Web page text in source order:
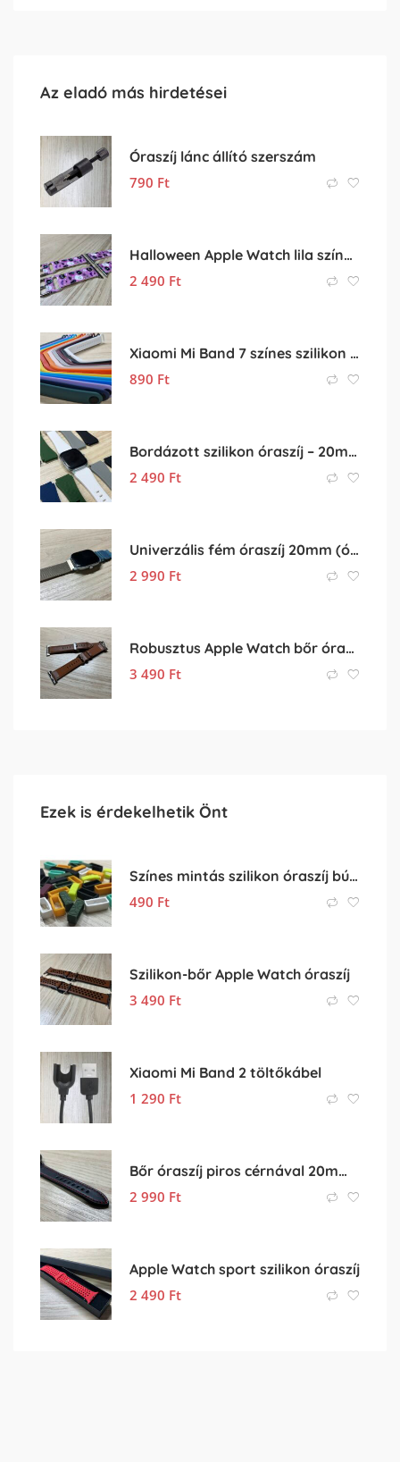
Az eladó más hirdetései
Óraszíj lánc állító szerszám
790 Ft
Halloween Apple Watch lila színű szilikon óraszíj
2 490 Ft
Xiaomi Mi Band 7 színes szilikon pótszíj eladó
890 Ft
Bordázott szilikon óraszíj – 20mm
2 490 Ft
Univerzális fém óraszíj 20mm (óra szíj)
2 990 Ft
Robusztus Apple Watch bőr óraszíj
3 490 Ft
Ezek is érdekelhetik Önt
Színes mintás szilikon óraszíj bújtató – 20mm óraszíjhoz
490 Ft
Szilikon-bőr Apple Watch óraszíj
3 490 Ft
Xiaomi Mi Band 2 töltőkábel
1 290 Ft
Bőr óraszíj piros cérnával 20mm-es méretben
2 990 Ft
Apple Watch sport szilikon óraszíj
2 490 Ft